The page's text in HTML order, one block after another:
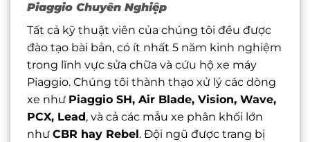
Piaggio Chuyên Nghiệp
Tất cả kỹ thuật viên của chúng tôi đều được
đào tạo bài bản, có ít nhất 5 năm kinh nghiệm
trong lĩnh vực sửa chữa và cứu hộ xe máy
Piaggio. Chúng tôi thành thạo xử lý các dòng
xe như Piaggio SH, Air Blade, Vision, Wave,
PCX, Lead, và cả các mẫu xe phân khối lớn
như CBR hay Rebel. Đội ngũ được trang bị